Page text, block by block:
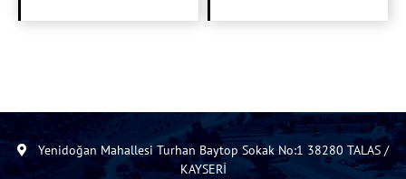
Yenidoğan Mahallesi Turhan Baytop Sokak No:1 38280 TALAS /
KAYSERİ